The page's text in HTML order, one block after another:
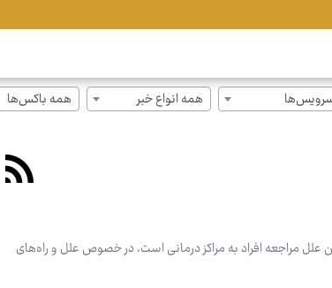
همه انواع خبر همه باکس‌ها
علل مراجعه افراد به مراکز درمانی است، در خصوص علل و راه‌های